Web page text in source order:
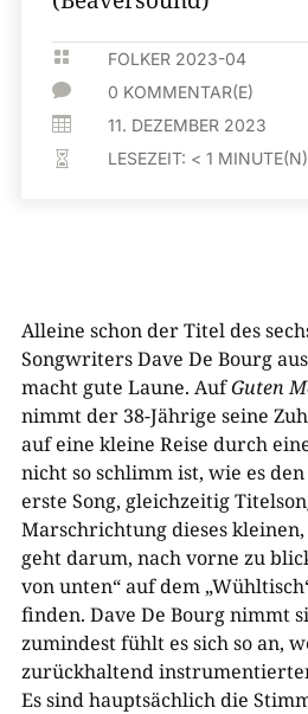
 FOLKER 2023-04
 0 KOMMENTAR(E)
 11. DEZEMBER 2023
 LESEZEIT: < 1 MINUTE(N)
Alleine schon der Titel des
Songwriters Dave De Bourg
macht gute Laune. AufGuten
nimmt der 38-Jährige seine
auf eine kleine Reise durch
nicht so schlimm ist, wie es
erste Song, gleichzeitig
Marschrichtung dieses
geht darum, nach vorne zu
von unten“ auf dem
finden. Dave De Bourg nimmt
zumindest fühlt es sich so an,
zurückhaltend
Es sind hauptsächlich die